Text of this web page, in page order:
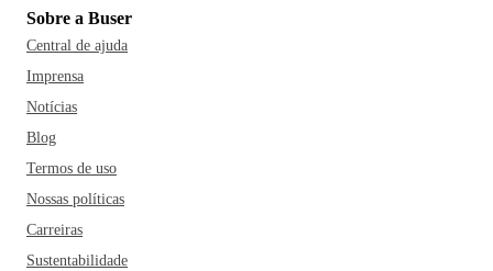
Sobre a Buser
Central de ajuda
Imprensa
Notícias
Blog
Termos de uso
Nossas políticas
Carreiras
Sustentabilidade